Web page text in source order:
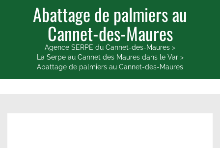
Abattage de palmiers au
Cannet-des-Maures
Agence SERPE du Cannet-des-Maures >
La Serpe au Cannet des Maures dans le Var>
Abattage de palmiers au Cannet-des-Maures